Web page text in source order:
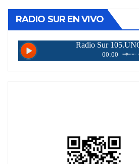
RADIO SUR EN VIVO